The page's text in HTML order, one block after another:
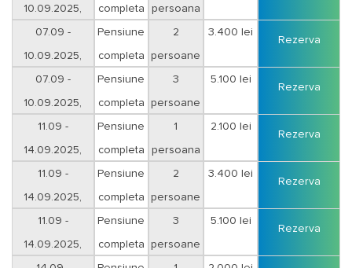
10.09.2025,
sejur 3 nopti
completa persoana
07.09 -
10.09.2025,
sejur 3 nopti
Pensiune
completa
2
persoane
3.400 lei
Rezerva
07.09 -
10.09.2025,
sejur 3 nopti
Pensiune
completa
3
persoane
5.100 lei
Rezerva
11.09 -
14.09.2025,
sejur 3 nopti
Pensiune
completa
1
persoana
2.100 lei
Rezerva
11.09 -
14.09.2025,
sejur 3 nopti
Pensiune
completa
2
persoane
3.400 lei
Rezerva
11.09 -
14.09.2025,
Pensiune
completa
3
persoane
5.100 lei
Rezerva